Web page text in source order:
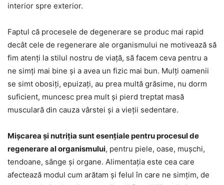
interior spre exterior.
Faptul că procesele de degenerare se produc mai rapid
decât cele de regenerare ale organismului ne motivează să
fim atenți la stilul nostru de viață, să facem ceva pentru a
ne simți mai bine și a avea un fizic mai bun. Mulți oamenii
se simt obosiți, epuizați, au prea multă grăsime, nu dorm
suficient, muncesc prea mult și pierd treptat masă
musculară din cauza vârstei și a vieții sedentare.
Mișcarea și nutriția sunt esențiale pentru procesul de
regenerare al organismului, pentru piele, oase, mușchi,
tendoane, sânge și organe. Alimentația este cea care
afectează modul cum arătam și felul în care ne simțim, de